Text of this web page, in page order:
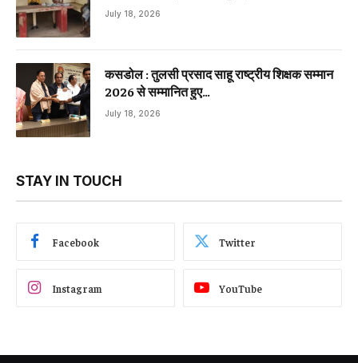
July 18, 2026
कसडोल : तुलसी प्रसाद साहू राष्ट्रीय शिक्षक सम्मान
2026 से सम्मानित हुए…
July 18, 2026
STAY IN TOUCH
Facebook Twitter
Instagram YouTube